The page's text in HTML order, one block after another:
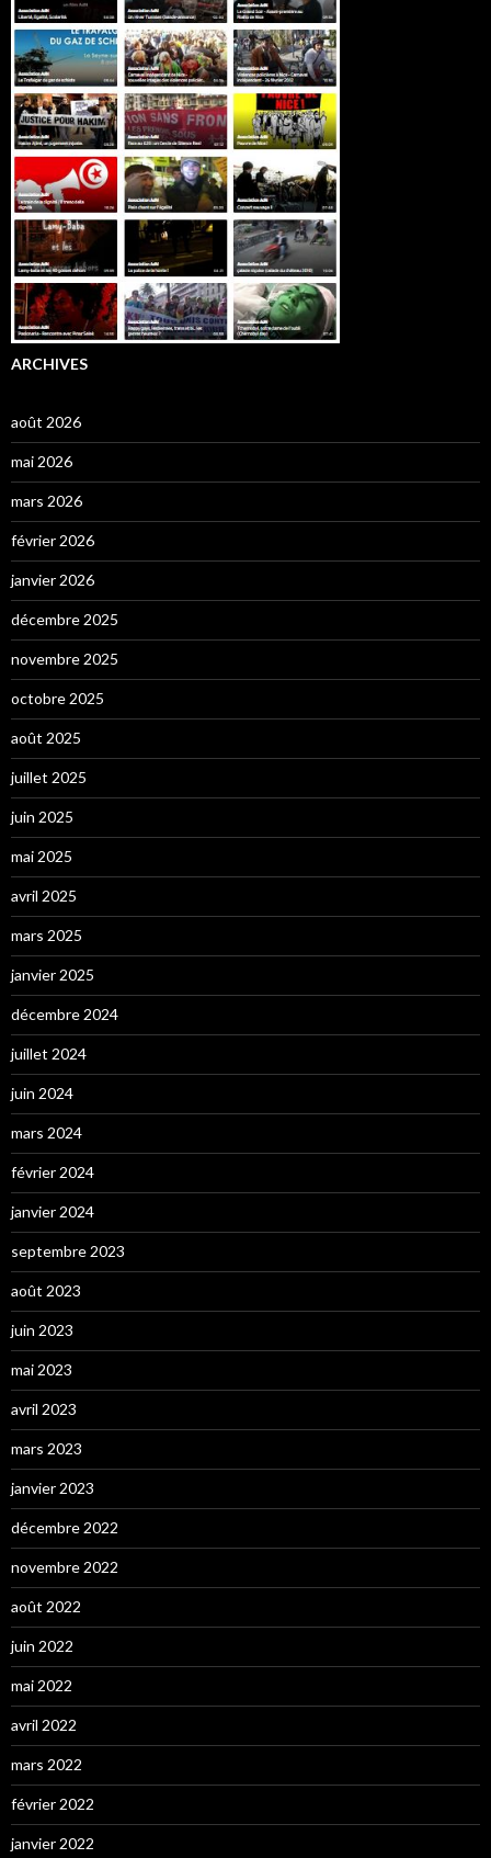
ARCHIVES
août 2026
mai 2026
mars 2026
février 2026
janvier 2026
décembre 2025
novembre 2025
octobre 2025
août 2025
juillet 2025
juin 2025
mai 2025
avril 2025
mars 2025
janvier 2025
décembre 2024
juillet 2024
juin 2024
mars 2024
février 2024
janvier 2024
septembre 2023
août 2023
juin 2023
mai 2023
avril 2023
mars 2023
janvier 2023
décembre 2022
novembre 2022
août 2022
juin 2022
mai 2022
avril 2022
mars 2022
février 2022
janvier 2022